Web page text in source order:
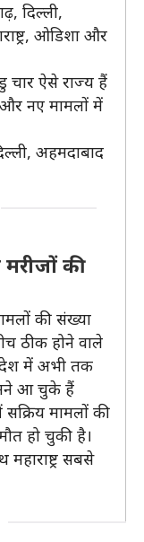
दिल्ली,
ओडिशा और
चार ऐसे राज्य हैं
और नए मामलों में
अहमदाबाद
की
की संख्या
ठीक होने वाले
देश में अभी तक
आ चुके हैं
मामलों की
हो चुकी है।
सबसे